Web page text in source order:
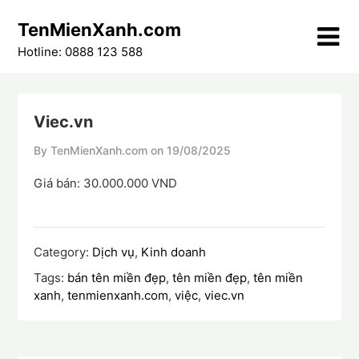
content
TenMienXanh.com
Hotline: 0888 123 588
Viec.vn
By TenMienXanh.com on 19/08/2025
Giá bán: 30.000.000 VND
Category: Dịch vụ, Kinh doanh
Tags: bán tên miền đẹp,tên miền đẹp,tên miền
xanh,tenmienxanh.com,việc,viec.vn